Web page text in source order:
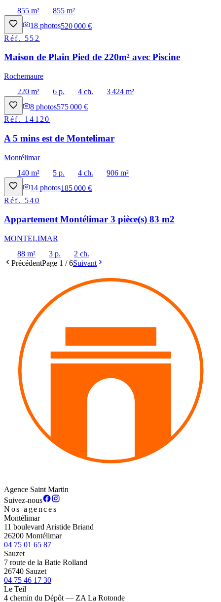
855 m²
855 m²
18 photos520 000 €
Réf. 552
Maison de Plain Pied de 220m² avec Piscine
Rochemaure
220 m²
6 p. 4 ch.
3 424 m²
8 photos575 000 €
Réf. 14120
A 5 mins est de Montelimar
Montélimar
140 m²
5 p. 4 ch.
906 m²
14 photos185 000 €
Réf. 540
Appartement Montélimar 3 pièce(s) 83 m2
MONTELIMAR
88 m²
3 p.
2 ch.
PrécédentPage 1 /6Suivant
Agence Saint Martin
Suivez-nous
Nos agences
Montélimar
11 boulevard Aristide Briand
26200 Montélimar
04 75 01 65 87
Sauzet
7 route de la Batie Rolland
26740 Sauzet
04 75 46 17 30
Le Teil
4 chemin du Dépôt — ZA La Rotonde